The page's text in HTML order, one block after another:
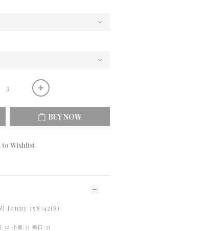
BUY NOW
to Wishlist
Jenny 158/42(S)
小腿:31 褲口:31